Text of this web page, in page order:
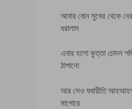
আবার ধোন মুখের থেকে বের
ধরালাম
এবার হলো কুত্তা চোদন
ঠাপানো
আর সেও যথারীতি
মাগোরে